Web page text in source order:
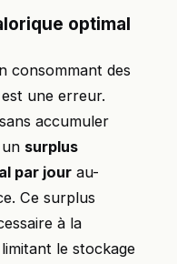
optimal
consommant des
une erreur.
accumuler
surplus
par jour au-
Ce surplus
à la
le stockage